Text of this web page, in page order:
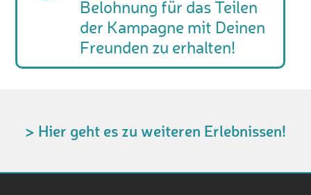
Belohnung für das Teilen
der Kampagne mit Deinen
Freunden zu erhalten!
> Hier geht es zu weiteren Erlebnissen!